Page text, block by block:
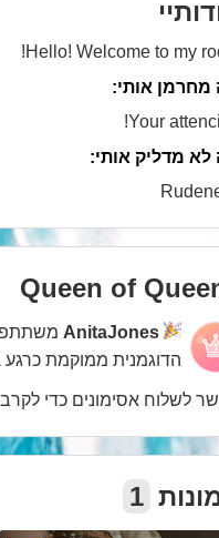
Hello! Welcome to my
מחרמן אותי:
Your
לא מדליק אותי:
Queen of
AnitaJones
הדוגמנית ממוקמת כרגע
לשלוח אסימונים כדי
1